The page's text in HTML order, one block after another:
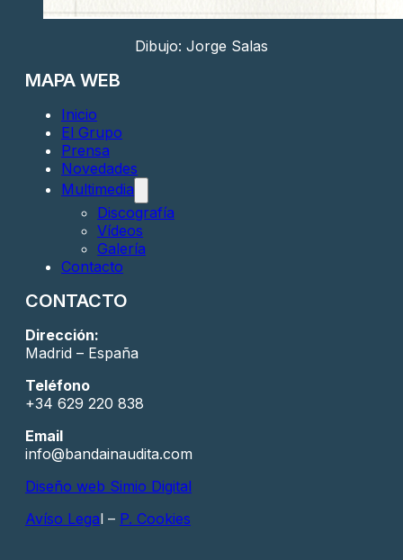
Dibujo: Jorge Salas
MAPA WEB
Inicio
El Grupo
Prensa
Novedades
Multimedia
Discografía
Vídeos
Galería
Contacto
CONTACTO
Dirección:
Madrid – España
Teléfono
+34 629 220 838
Email
info@bandainaudita.com
Diseño web Simio Digital
Avíso Legal – P. Cookies